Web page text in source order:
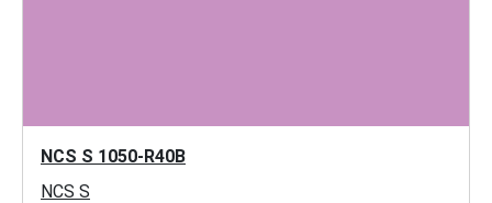
NCS S 1050-R40B
NCS S